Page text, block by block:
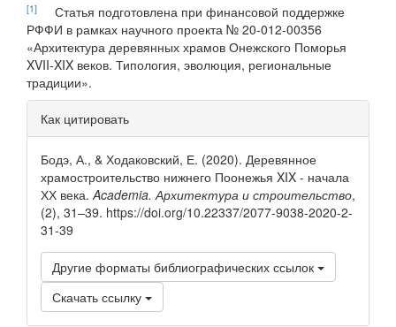
[1]
Статья подготовлена при финансовой поддержке
РФФИ в рамках на­учного проекта № 20-012-00356
«Архитектура деревянных храмов Онежского Поморья
XVII-XIX веков. Типология, эволюция, региональные
традиции».
Информация
о статье
Как цитировать
Бодэ, А., & Ходаковский, Е. (2020). Деревянное
храмостроительство нижнего Поонежья XIX - начала
ХХ века.Academia. Архитектура и строительство,
(2), 31–39. https://doi.org/10.22337/2077-9038-2020-2-
31-39
Другие форматы библиографических ссылок
Скачать ссылку